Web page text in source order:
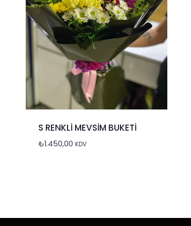
S RENKLİ MEVSİM BUKETİ
₺1.450,00 KDV